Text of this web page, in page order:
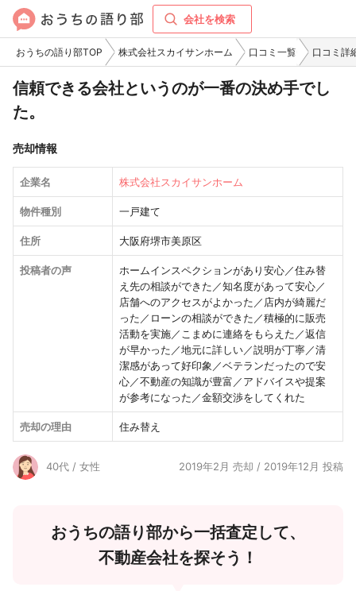
会社を検索
おうちの語り部TOP 株式会社スカイサンホーム 口コミ一覧 口コミ詳
信頼できる会社というのが一番の決め手でし
た。
売却情報
企業名 株式会社スカイサンホーム
物件種別 一戸建て
住所 大阪府堺市美原区
投稿者の声
ホームインスペクションがあり安心／住み替
え先の相談ができた／知名度があって安心／
店舗へのアクセスがよかった／店内が綺麗だ
った／ローンの相談ができた／積極的に販売
活動を実施／こまめに連絡をもらえた／返信
が早かった／地元に詳しい／説明が丁寧／清
潔感があって好印象／ベテランだったので安
心／不動産の知識が豊富／アドバイスや提案
が参考になった／金額交渉をしてくれた
売却の理由 住み替え
40代 / 女性 2019年2月 売却 / 2019年12月 投稿
おうちの語り部から一括査定して、
不動産会社を探そう！